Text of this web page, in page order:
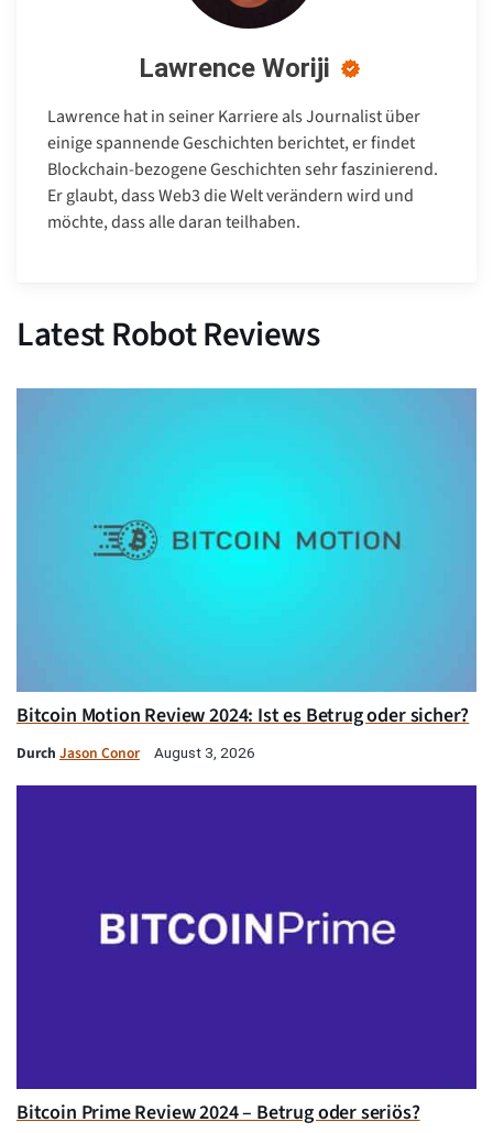
Lawrence Woriji
Lawrence hat in seiner Karriere als Journalist über
einige spannende Geschichten berichtet, er findet
Blockchain-bezogene Geschichten sehr faszinierend.
Er glaubt, dass Web3 die Welt verändern wird und
möchte, dass alle daran teilhaben.
Latest Robot Reviews
Bitcoin Motion Review 2024: Ist es Betrug oder sicher?
Durch Jason Conor August 3, 2026
Bitcoin Prime Review 2024 – Betrug oder seriös?